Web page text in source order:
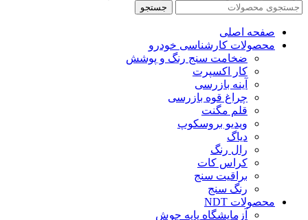
جستجو
صفحه اصلی
محصولات کارشناسی خودرو
ضخامت سنج رنگ و پوشش
کار اکسپرت
آینه بازرسی
چراغ قوه بازرسی
قلم مگنت
ویدیو بروسکوپ
دیاگ
رال رنگ
کراس کات
براقیت سنج
رنگ سنج
محصولات NDT
آزمایشگاه پایه جوش